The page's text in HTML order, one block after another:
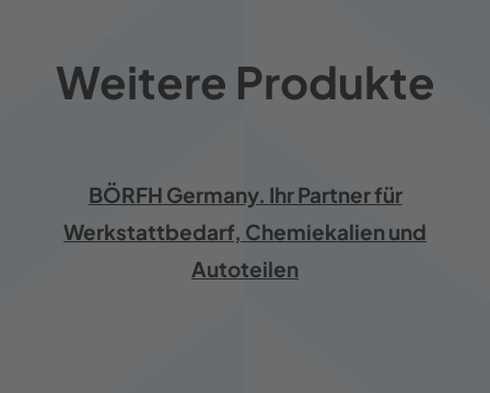
Weitere Produkte
BÖRFH Germany. Ihr Partner für
Werkstattbedarf, Chemiekalien und
Autoteilen